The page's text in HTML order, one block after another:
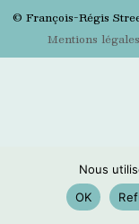
© François-Régis
Mentions
Nous
OK